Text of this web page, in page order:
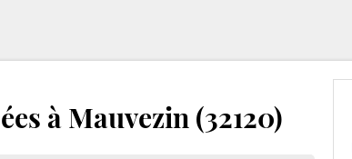
à Mauvezin (32120)